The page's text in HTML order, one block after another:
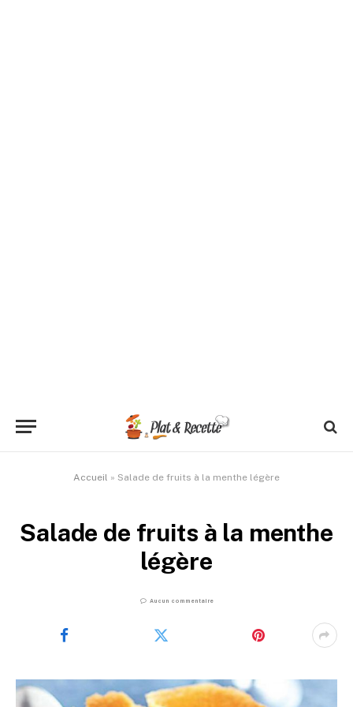
Accueil » Salade de fruits à la menthe légère
Salade de fruits à la menthe
légère
Aucun commentaire